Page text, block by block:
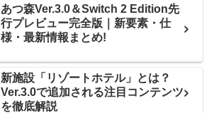
あつ森Ver.3.0＆Switch 2 Edition先
行プレビュー完全版｜新要素・仕
様・最新情報まとめ!
新施設「リゾートホテル」とは？
Ver.3.0で追加される注目コンテンツ
を徹底解説